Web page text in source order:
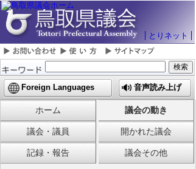
とりネット
Foreign Languages 音声読み上げ
ホーム 議会の動き
議会・議員 開かれた議会
記録・報告 議会その他